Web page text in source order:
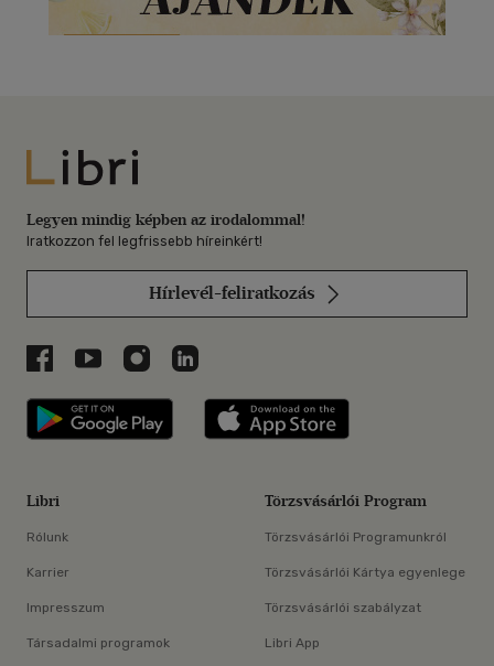
Libri
Legyen mindig képben az irodalommal!
Iratkozzon fel legfrissebb híreinkért!
Hírlevél-feliratkozás
Libri a Facebookon
Libri a Youtube-on
Libri az Instagramon
Libri a LinkedInen
Libri applikáció Szerezd meg: Google
Libri
Rólunk
Karrier
Impresszum
Társadalmi programok
Törzsvásárlói Program
Törzsvásárlói Programunkról
Törzsvásárlói Kártya egyenlege
Törzsvásárlói szabályzat
Libri App